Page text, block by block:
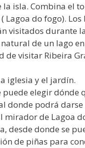
isla. Combina el
Lagoa do fogo).
visitados durante
de un lago
visitar Ribeira
iglesia y el jardín.
elegir dónde
donde podrá
de Lagoa
desde donde se
de piñas para